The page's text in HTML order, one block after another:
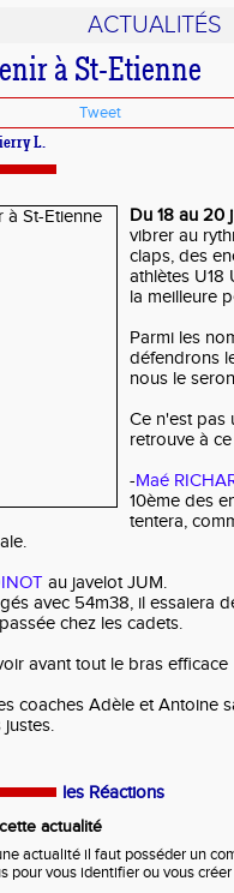
ACTUALITÉS
à St-Etienne
Tweet
L.
Du 18 au 20
vibrer au
claps, des
athlètes U18
la meilleure
Parmi les
défendrons
nous le
Ce n'est pas
retrouve à
-Maé
10ème des
tentera,
au javelot JUM.
avec 54m38, il essaiera
chez les cadets.
avant tout le bras
coaches Adèle et Antoine
les Réactions
actualité
actualité il faut posséder un
pour vous identifier ou vous